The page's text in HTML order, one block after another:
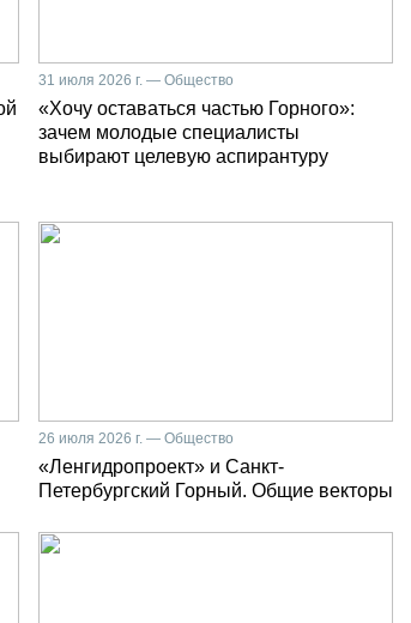
31 июля 2026 г. — Общество
«Хочу оставаться частью Горного»:
зачем молодые специалисты
выбирают целевую аспирантуру
26 июля 2026 г. — Общество
«Ленгидропроект» и Санкт-
Петербургский Горный. Общие векторы